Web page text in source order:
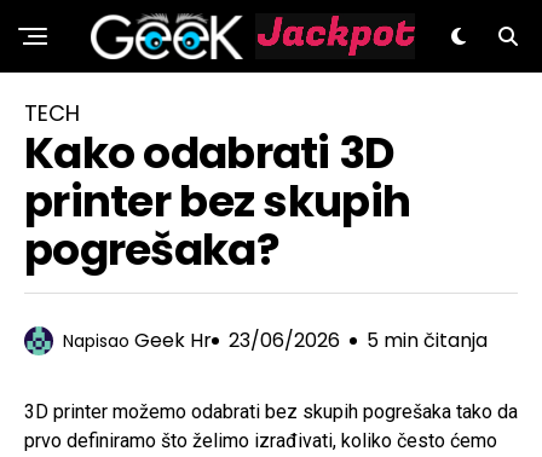
GeeK.hr
TECH
Kako odabrati 3D
printer bez skupih
pogrešaka?
Napisao Geek Hr 23/06/2026 5 min čitanja
3D printer možemo odabrati bez skupih pogrešaka tako da
prvo definiramo što želimo izrađivati, koliko često ćemo